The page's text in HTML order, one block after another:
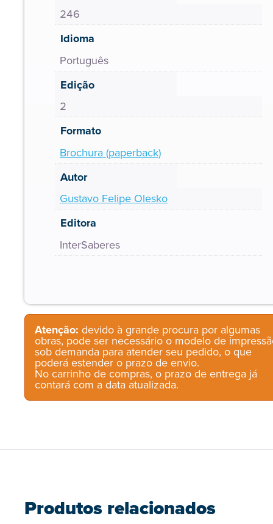
246
Idioma
Português
Edição
2
Formato
Brochura (paperback)
Autor
Gustavo Felipe Olesko
Editora
InterSaberes
Atenção: devido à grande procura por algumas
obras, pode ser necessário o modelo de
sob demanda para atender seu pedido, o que
poderá estender o prazo de envio.
No carrinho de compras, o prazo de entrega já
contará com a data atualizada.
Produtos relacionados